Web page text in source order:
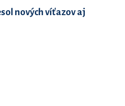
nových víťazov aj